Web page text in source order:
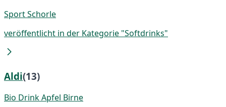
Sport Schorle
veröffentlicht in der Kategorie "Softdrinks"
Aldi(13)
Bio Drink Apfel Birne